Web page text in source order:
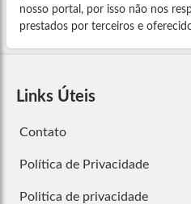
nosso portal, por isso não nos
prestados por terceiros e
Links Úteis
Contato
Política de Privacidade
Politica de privacidade